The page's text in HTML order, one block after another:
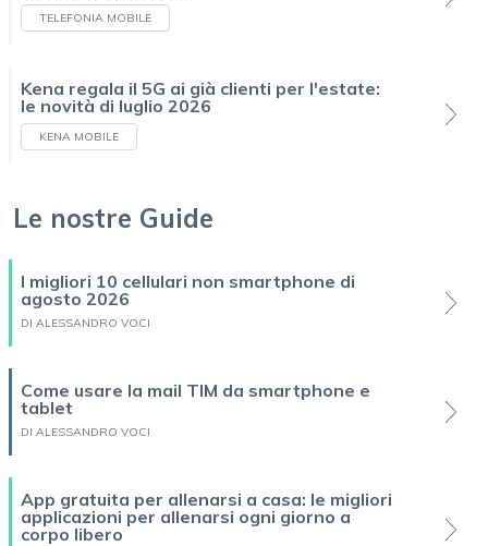
TELEFONIA MOBILE
Kena regala il 5G ai già clienti per l'estate:
le novità di luglio 2026
KENA MOBILE
Le nostre Guide
I migliori 10 cellulari non smartphone di
agosto 2026
DI ALESSANDRO VOCI
Come usare la mail TIM da smartphone e
tablet
DI ALESSANDRO VOCI
App gratuita per allenarsi a casa: le migliori
applicazioni per allenarsi ogni giorno a
corpo libero